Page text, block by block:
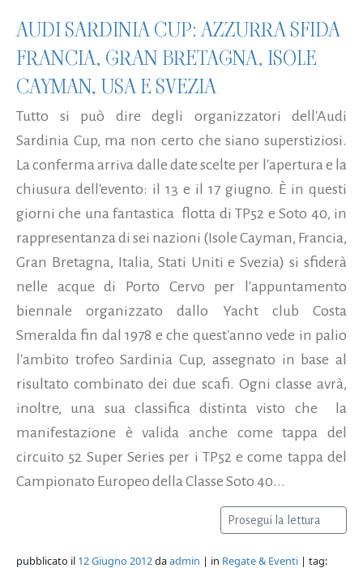
AUDI SARDINIA CUP: AZZURRA SFIDA
FRANCIA, GRAN BRETAGNA, ISOLE
CAYMAN, USA E SVEZIA
Tutto si può dire degli organizzatori dell'Audi
Sardinia Cup, ma non certo che siano superstiziosi.
La conferma arriva dalle date scelte per l'apertura e la
chiusura dell'evento: il 13 e il 17 giugno. È in questi
giorni che una fantastica flotta di TP52 e Soto 40, in
rappresentanza di sei nazioni (Isole Cayman, Francia,
Gran Bretagna, Italia, Stati Uniti e Svezia) si sfiderà
nelle acque di Porto Cervo per l'appuntamento
biennale organizzato dallo Yacht club Costa
Smeralda fin dal 1978 e che quest'anno vede in palio
l'ambito trofeo Sardinia Cup, assegnato in base al
risultato combinato dei due scafi. Ogni classe avrà,
inoltre, una sua classifica distinta visto che la
manifestazione è valida anche come tappa del
circuito 52 Super Series per i TP52 e come tappa del
Campionato Europeo della Classe Soto 40...
Prosegui la lettura
pubblicato il 12 Giugno 2012daadmin | in Regate & Eventi | tag: